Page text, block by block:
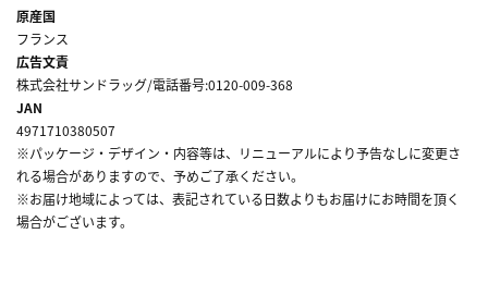
原産国
フランス
広告文責
株式会社サンドラッグ/電話番号:0120-009-368
JAN
4971710380507
※パッケージ・デザイン・内容等は、リニューアルにより予告なしに変更さ
れる場合がありますので、予めご了承ください。
※お届け地域によっては、表記されている日数よりもお届けにお時間を頂く
場合がございます。